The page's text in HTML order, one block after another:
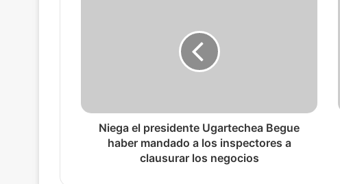
Niega el presidente Ugartechea Begue
haber mandado a los inspectores a
clausurar los negocios